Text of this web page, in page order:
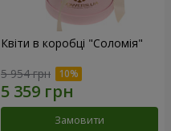
Квіти в коробці "Соломія"
5 954 грн
Замовити